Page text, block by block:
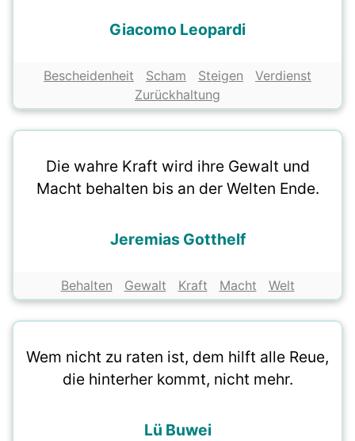
Giacomo Leopardi
Bescheidenheit Scham Steigen
Verdienst
Zurückhaltung
Die wahre Kraft wird ihre Gewalt und
Macht behalten bis an der Welten Ende.
Jeremias Gotthelf
Behalten Gewalt Kraft Macht Welt
Wem nicht zu raten ist, dem hilft alle Reue,
die hinterher kommt, nicht mehr.
Lü Buwei